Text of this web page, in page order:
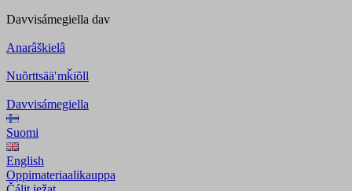
Davvisámegiella dav
Anarâškielâ
Nuõrttsääʹmǩiõll
Davvisámegiella
Suomi
English
Oppimateriaalikauppa